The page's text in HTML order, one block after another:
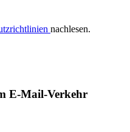
nachlesen.
E-Mail-Verkehr